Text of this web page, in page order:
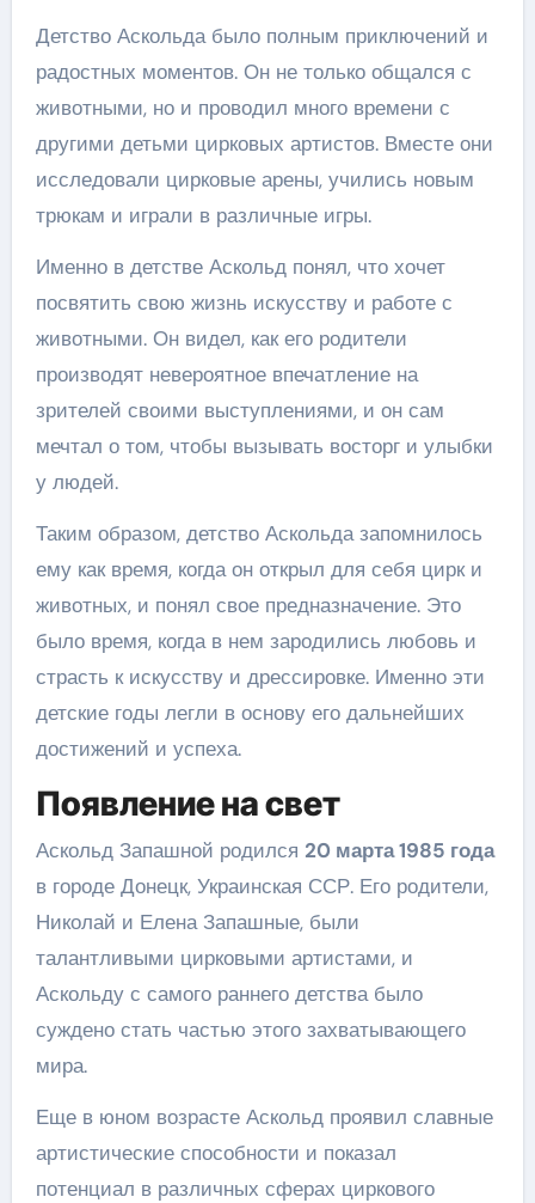
Детство Аскольда было полным приключений и
радостных моментов. Он не только общался с
животными, но и проводил много времени с
другими детьми цирковых артистов. Вместе они
исследовали цирковые арены, учились новым
трюкам и играли в различные игры.
Именно в детстве Аскольд понял, что хочет
посвятить свою жизнь искусству и работе с
животными. Он видел, как его родители
производят невероятное впечатление на
зрителей своими выступлениями, и он сам
мечтал о том, чтобы вызывать восторг и улыбки
у людей.
Таким образом, детство Аскольда запомнилось
ему как время, когда он открыл для себя цирк и
животных, и понял свое предназначение. Это
было время, когда в нем зародились любовь и
страсть к искусству и дрессировке. Именно эти
детские годы легли в основу его дальнейших
достижений и успеха.
Появление на свет
Аскольд Запашной родился 20 марта 1985 года
в городе Донецк, Украинская ССР. Его родители,
Николай и Елена Запашные, были
талантливыми цирковыми артистами, и
Аскольду с самого раннего детства было
суждено стать частью этого захватывающего
мира.
Еще в юном возрасте Аскольд проявил славные
артистические способности и показал
потенциал в различных сферах циркового